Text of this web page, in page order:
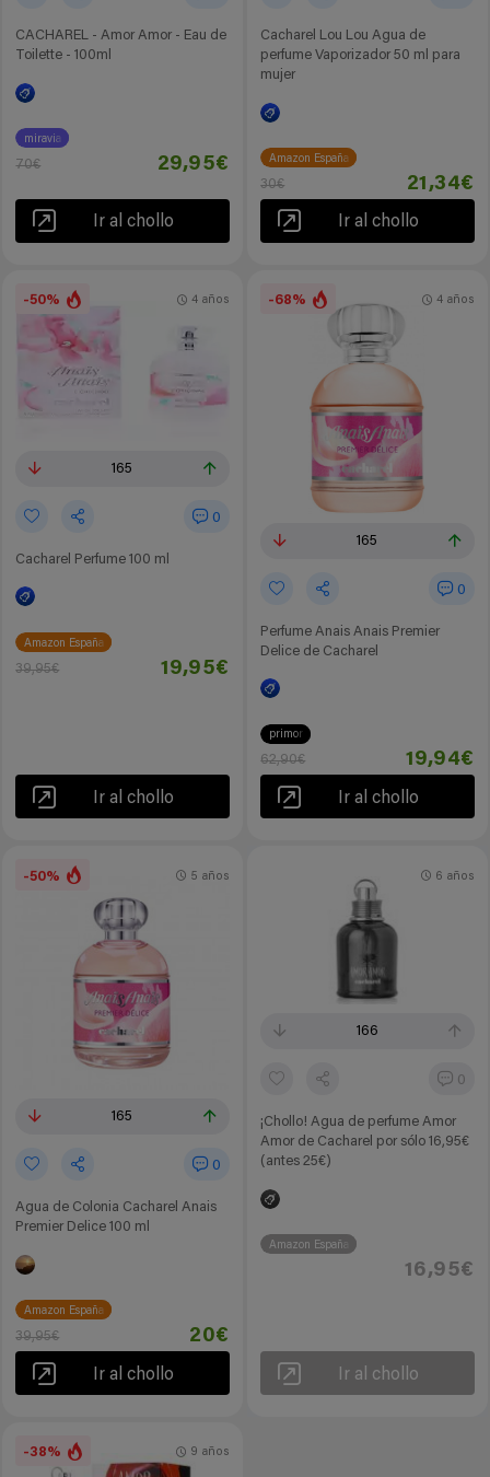
CACHAREL - Amor Amor - Eau de
Toilette - 100ml
miravia
70€ 29,95€
Ir al chollo
Cacharel Lou Lou Agua de
perfume Vaporizador 50 ml para
mujer
Amazon España
30€ 21,34€
Ir al chollo
-50%
165
0
Cacharel Perfume 100 ml
4 años
Amazon España
39,95€ 19,95€
Ir al chollo
-68%
165
0
Perfume Anais Anais Premier
Delice de Cacharel
4 años
primor
62,90€ 19,94€
Ir al chollo
-50%
165
0
Agua de Colonia Cacharel Anais
Premier Delice 100 ml
5 años
Amazon España
39,95€ 20€
Ir al chollo
166
0
¡Chollo! Agua de perfume Amor
Amor de Cacharel por sólo 16,95€
(antes 25€)
6 años
Amazon España
16,95€
Ir al chollo
-38% 9 años